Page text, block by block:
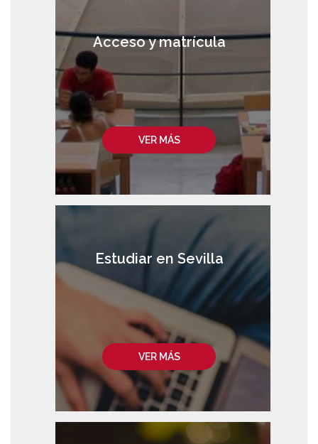
VER MÁS
Acceso y matrícula
VER MÁS
Estudiar en Sevilla